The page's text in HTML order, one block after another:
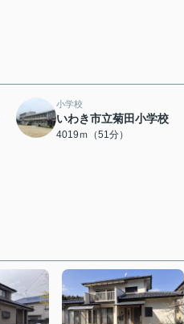
小学校
いわき市立菊田小学校
4019ｍ（51分）